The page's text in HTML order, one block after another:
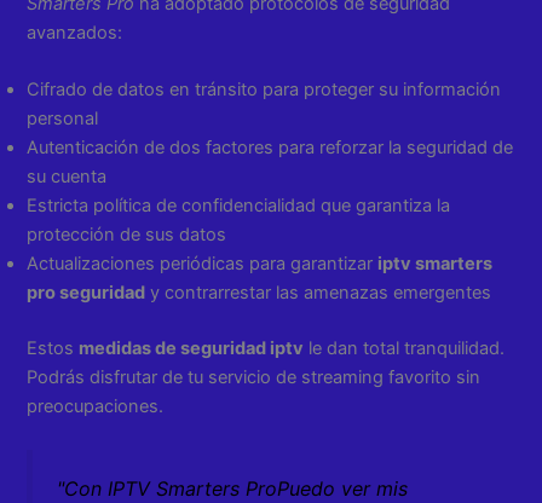
avanzados:
Cifrado de datos en tránsito para proteger su información
personal
Autenticación de dos factores para reforzar la seguridad de
su cuenta
Estricta política de confidencialidad que garantiza la
protección de sus datos
Actualizaciones periódicas para garantizar iptv smarters
pro seguridad y contrarrestar las amenazas emergentes
Estos medidas de seguridad iptv le dan total tranquilidad.
Podrás disfrutar de tu servicio de streaming favorito sin
preocupaciones.
"Con IPTV Smarters ProPuedo ver mis